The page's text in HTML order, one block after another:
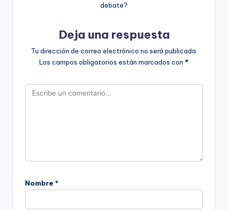
debate?
Deja una respuesta
Tu dirección de correo electrónico no será publicada.
Los campos obligatorios están marcados con *
Nombre *